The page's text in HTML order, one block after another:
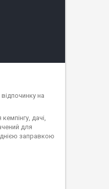
на
дачі,
для
заправкою